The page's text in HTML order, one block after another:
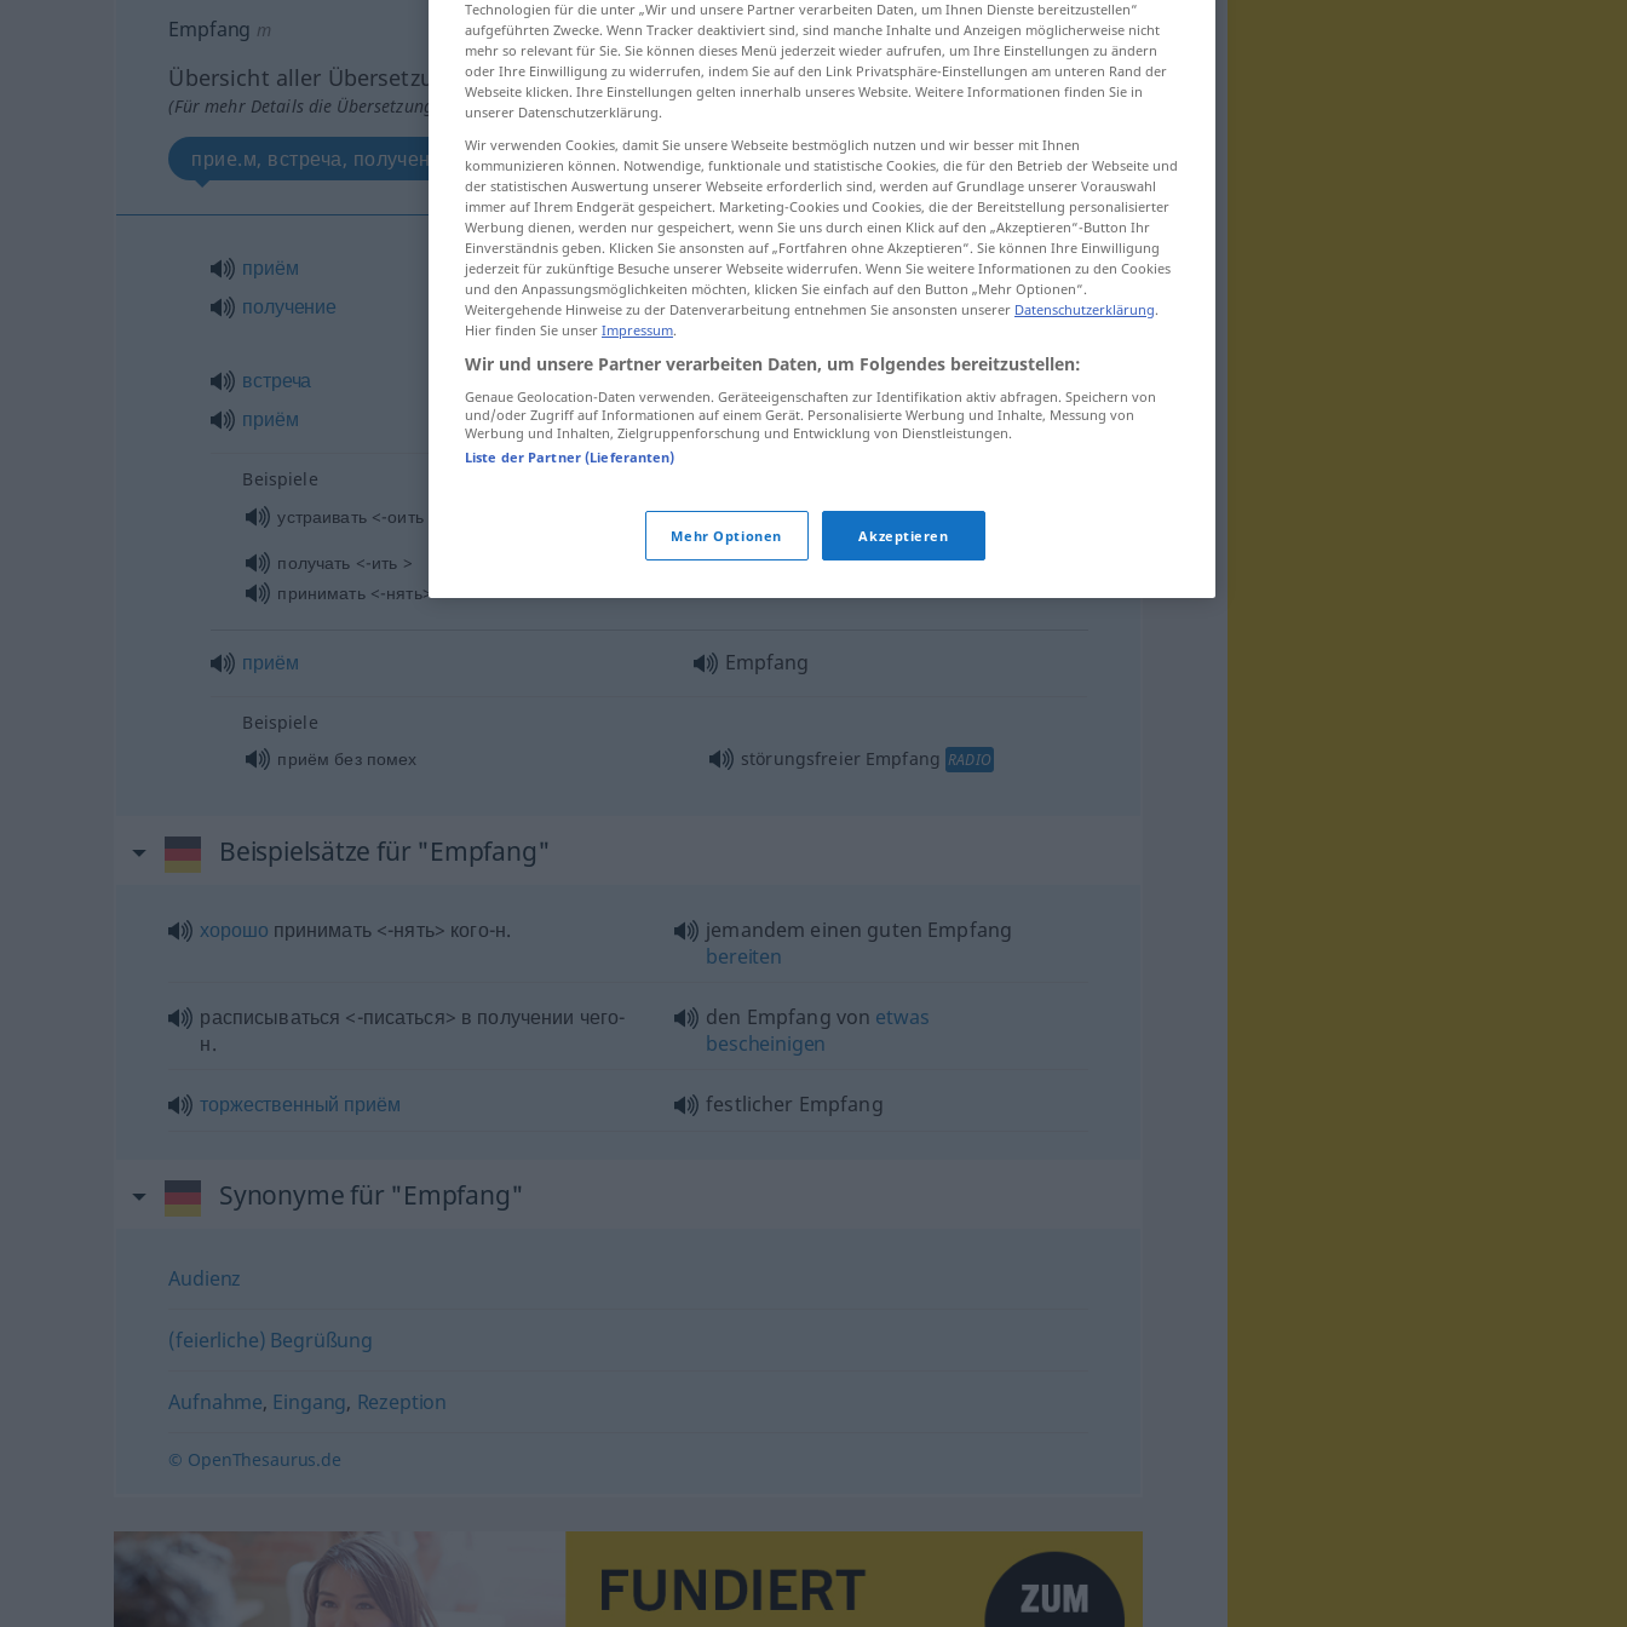
Empfang m
Übersicht aller Übersetzungen
(Für mehr Details die Übersetzung anklicken/antippen)
приe.м, встреча, получение, приe.м приe.м
приём
получение
Empfang Ware
встреча
приём
Gäste
Beispiele
устраивать <-оить > приём
einen Empfangbereiten
получать <-ить >
принимать <-нять>
in Empfangnehmen
приём Empfang
Beispiele
приём без помех
störungsfreier Empfang RADIO
Beispielsätze für "Empfang"
хорошо принимать <-нять> кого-н.
jemandem einen guten Empfang
bereiten
расписываться <-писаться> в получении чего-
н.
den Empfang von etwas
bescheinigen
торжественный приём festlicher Empfang
Synonyme für "Empfang"
Audienz
(feierliche) Begrüßung
Aufnahme, Eingang, Rezeption
© OpenThesaurus.de
Technologien für die unter „Wir und unsere Partner verarbeiten Daten, um Ihnen Dienste bereitzustellen“
aufgeführten Zwecke. Wenn Tracker deaktiviert sind, sind manche Inhalte und Anzeigen möglicherweise nicht
mehr so relevant für Sie. Sie können dieses Menü jederzeit wieder aufrufen, um Ihre Einstellungen zu ändern
oder Ihre Einwilligung zu widerrufen, indem Sie auf den Link Privatsphäre-Einstellungen am unteren Rand der
Webseite klicken. Ihre Einstellungen gelten innerhalb unseres Website. Weitere Informationen finden Sie in
unserer Datenschutzerklärung.
Wir verwenden Cookies, damit Sie unsere Webseite bestmöglich nutzen und wir besser mit Ihnen
kommunizieren können. Notwendige, funktionale und statistische Cookies, die für den Betrieb der Webseite und
der statistischen Auswertung unserer Webseite erforderlich sind, werden auf Grundlage unserer Vorauswahl
immer auf Ihrem Endgerät gespeichert. Marketing-Cookies und Cookies, die der Bereitstellung personalisierter
Werbung dienen, werden nur gespeichert, wenn Sie uns durch einen Klick auf den „Akzeptieren“-Button Ihr
Einverständnis geben. Klicken Sie ansonsten auf „Fortfahren ohne Akzeptieren“. Sie können Ihre Einwilligung
jederzeit für zukünftige Besuche unserer Webseite widerrufen. Wenn Sie weitere Informationen zu den Cookies
und den Anpassungsmöglichkeiten möchten, klicken Sie einfach auf den Button „Mehr Optionen“.
Weitergehende Hinweise zu der Datenverarbeitung entnehmen Sie ansonsten unserer Datenschutzerklärung.
Hier finden Sie unser Impressum.
Wir und unsere Partner verarbeiten Daten, um Folgendes bereitzustellen:
Genaue Geolocation-Daten verwenden. Geräteeigenschaften zur Identifikation aktiv abfragen. Speichern von
und/oder Zugriff auf Informationen auf einem Gerät. Personalisierte Werbung und Inhalte, Messung von
Werbung und Inhalten, Zielgruppenforschung und Entwicklung von Dienstleistungen.
Liste der Partner (Lieferanten)
Mehr Optionen Akzeptieren